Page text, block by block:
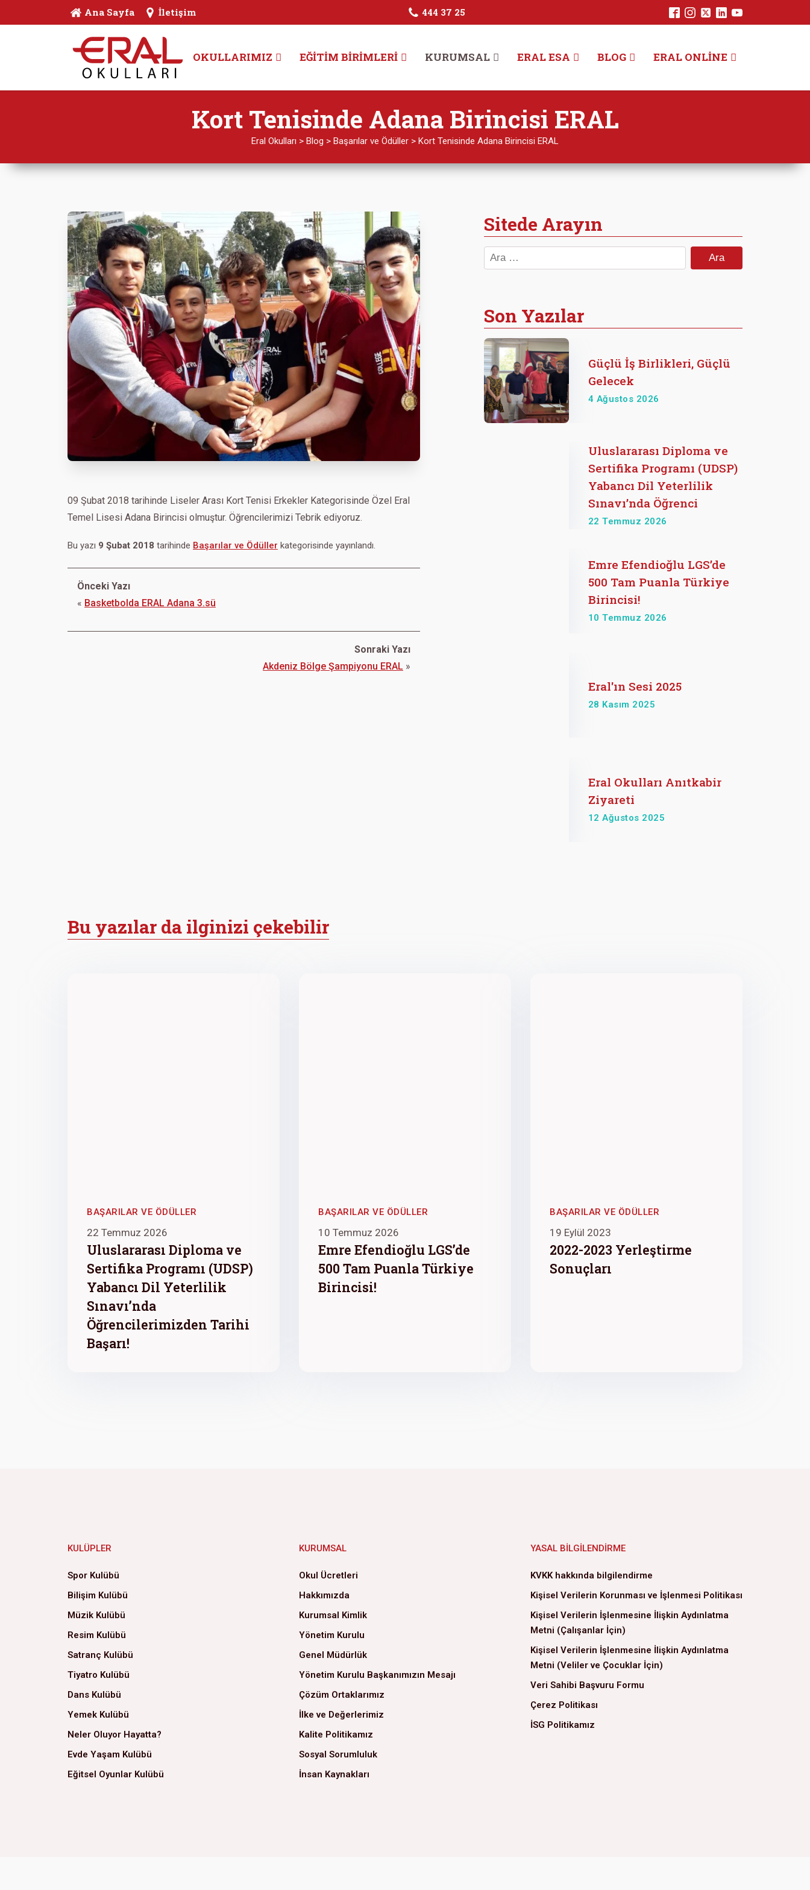
Ana Sayfa İletişim 444 37 25
OKULLARIMIZ EĞITIM BIRIMLERI KURUMSAL ERAL ESA BLOG ERAL ONLINE
Kort Tenisinde Adana Birincisi ERAL
Eral Okulları > Blog > Başarılar ve Ödüller > Kort Tenisinde Adana Birincisi ERAL
09 Şubat 2018 tarihinde Liseler Arası Kort Tenisi Erkekler Kategorisinde Özel Eral
Temel Lisesi Adana Birincisi olmuştur. Öğrencilerimizi Tebrik ediyoruz.
Bu yazı 9 Şubat 2018 tarihinde Başarılar ve Ödüller kategorisinde yayınlandı.
Önceki Yazı
« Basketbolda ERAL Adana 3.sü
Sonraki Yazı
Akdeniz Bölge Şampiyonu ERAL »
Sitede Arayın
Arama:
Son Yazılar
Güçlü İş Birlikleri, Güçlü
Gelecek
4 Ağustos 2026
Uluslararası Diploma ve
Sertifika Programı (UDSP)
Yabancı Dil Yeterlilik
Sınavı’nda Öğrenci
22 Temmuz 2026
Emre Efendioğlu LGS’de
500 Tam Puanla Türkiye
Birincisi!
10 Temmuz 2026
Eral'ın Sesi 2025
28 Kasım 2025
Eral Okulları Anıtkabir
Ziyareti
12 Ağustos 2025
Bu yazılar da ilginizi çekebilir
BAŞARILAR VE ÖDÜLLER
22 Temmuz 2026
Uluslararası Diploma ve
Sertifika Programı (UDSP)
Yabancı Dil Yeterlilik
Sınavı’nda
Öğrencilerimizden Tarihi
Başarı!
BAŞARILAR VE ÖDÜLLER
10 Temmuz 2026
Emre Efendioğlu LGS’de
500 Tam Puanla Türkiye
Birincisi!
BAŞARILAR VE ÖDÜLLER
19 Eylül 2023
2022-2023 Yerleştirme
Sonuçları
KULÜPLER
Spor Kulübü
Bilişim Kulübü
Müzik Kulübü
Resim Kulübü
Satranç Kulübü
Tiyatro Kulübü
Dans Kulübü
Yemek Kulübü
Neler Oluyor Hayatta?
Evde Yaşam Kulübü
Eğitsel Oyunlar Kulübü
KURUMSAL
Okul Ücretleri
Hakkımızda
Kurumsal Kimlik
Yönetim Kurulu
Genel Müdürlük
Yönetim Kurulu Başkanımızın Mesajı
Çözüm Ortaklarımız
İlke ve Değerlerimiz
Kalite Politikamız
Sosyal Sorumluluk
İnsan Kaynakları
YASAL BILGILENDIRME
KVKK hakkında bilgilendirme
Kişisel Verilerin Korunması ve İşlenmesi Politikası
Kişisel Verilerin İşlenmesine İlişkin Aydınlatma
Metni (Çalışanlar İçin)
Kişisel Verilerin İşlenmesine İlişkin Aydınlatma
Metni (Veliler ve Çocuklar İçin)
Veri Sahibi Başvuru Formu
Çerez Politikası
İSG Politikamız